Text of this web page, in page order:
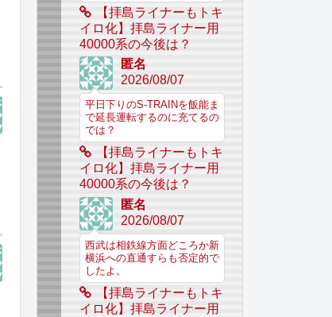
【拝島ライナーもトキ
イロ化】拝島ライナー用
40000系の今後は？
匿名
2026/08/07
平日下りのS-TRAINを飯能ま
で延長運転するのに充てるの
では？
【拝島ライナーもトキ
イロ化】拝島ライナー用
40000系の今後は？
匿名
2026/08/07
西武は相鉄線方面どころか新
横浜への直通すらも否定的で
したよ。
【拝島ライナーもトキ
イロ化】拝島ライナー用